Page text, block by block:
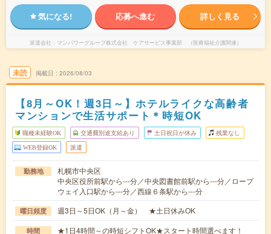
気になる! 応募へ進む 詳しく見る
派遣会社 マンパワーグループ株式会社 ケアサービス事業部 （医療福祉介護関連）
未読 掲載日 2026/08/03
【8月～OK！週3日～】ホテルライクな高齢者
マンションで生活サポート＊時短OK
職種未経験OK 交通費別途支給あり 土日祝日が休み 残業なし
WEB登録OK 派遣
勤務地
札幌市中央区
中央区役所前駅から---分／中央図書館前駅から---分／ロープ
ウェイ入口駅から---分／西線６条駅から---分
曜日頻度 週3日～5日OK（月～金） ★土日休みOK
時間 ★1日4時間～の時短シフトOK★スタート時間選べます！